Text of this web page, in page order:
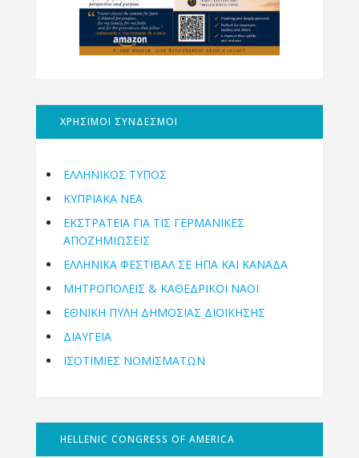
ΧΡΗΣΙΜΟΙ ΣΥΝΔΕΣΜΟΙ
ΕΛΛΗΝΙΚΟΣ ΤΥΠΟΣ
ΚΥΠΡΙΑΚΑ ΝΕΑ
ΕΚΣΤΡΑΤΕΙΑ ΓΙΑ ΤΙΣ ΓΕΡΜΑΝΙΚΕΣ
ΑΠΟΖΗΜΙΩΣΕΙΣ
ΕΛΛΗΝΙΚΆ ΦΕΣΤΙΒΆΛ ΣΕ ΗΠΑ ΚΑΙ ΚΑΝΑΔΑ
ΜΗΤΡΟΠΌΛΕΙΣ & ΚΑΘΕΔΡΙΚΟΊ ΝΑΟΊ
ΕΘΝΙΚΉ ΠΎΛΗ ΔΗΜΌΣΙΑΣ ΔΙΟΊΚΗΣΗΣ
ΔΙΑΥΓΕΙΑ
ΙΣΟΤΙΜΙΕΣ ΝΟΜΙΣΜΑΤΩΝ
HELLENIC CONGRESS OF AMERICA